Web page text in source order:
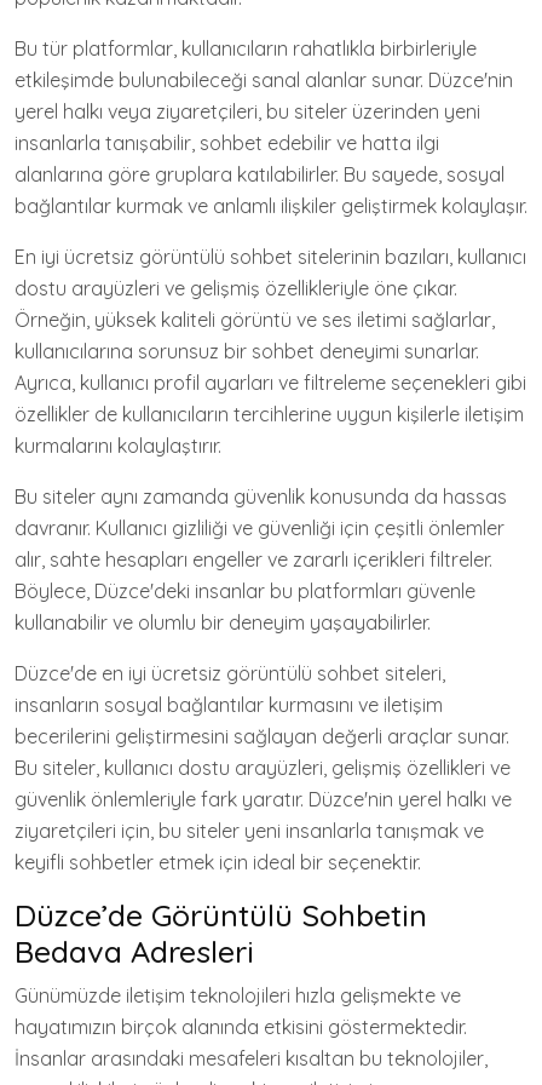
Bu tür platformlar, kullanıcıların rahatlıkla birbirleriyle
etkileşimde bulunabileceği sanal alanlar sunar. Düzce'nin
yerel halkı veya ziyaretçileri, bu siteler üzerinden yeni
insanlarla tanışabilir, sohbet edebilir ve hatta ilgi
alanlarına göre gruplara katılabilirler. Bu sayede, sosyal
bağlantılar kurmak ve anlamlı ilişkiler geliştirmek kolaylaşır.
En iyi ücretsiz görüntülü sohbet sitelerinin bazıları, kullanıcı
dostu arayüzleri ve gelişmiş özellikleriyle öne çıkar.
Örneğin, yüksek kaliteli görüntü ve ses iletimi sağlarlar,
kullanıcılarına sorunsuz bir sohbet deneyimi sunarlar.
Ayrıca, kullanıcı profil ayarları ve filtreleme seçenekleri gibi
özellikler de kullanıcıların tercihlerine uygun kişilerle iletişim
kurmalarını kolaylaştırır.
Bu siteler aynı zamanda güvenlik konusunda da hassas
davranır. Kullanıcı gizliliği ve güvenliği için çeşitli önlemler
alır, sahte hesapları engeller ve zararlı içerikleri filtreler.
Böylece, Düzce'deki insanlar bu platformları güvenle
kullanabilir ve olumlu bir deneyim yaşayabilirler.
Düzce'de en iyi ücretsiz görüntülü sohbet siteleri,
insanların sosyal bağlantılar kurmasını ve iletişim
becerilerini geliştirmesini sağlayan değerli araçlar sunar.
Bu siteler, kullanıcı dostu arayüzleri, gelişmiş özellikleri ve
güvenlik önlemleriyle fark yaratır. Düzce'nin yerel halkı ve
ziyaretçileri için, bu siteler yeni insanlarla tanışmak ve
keyifli sohbetler etmek için ideal bir seçenektir.
Düzce’de Görüntülü Sohbetin
Bedava Adresleri
Günümüzde iletişim teknolojileri hızla gelişmekte ve
hayatımızın birçok alanında etkisini göstermektedir.
İnsanlar arasındaki mesafeleri kısaltan bu teknolojiler,